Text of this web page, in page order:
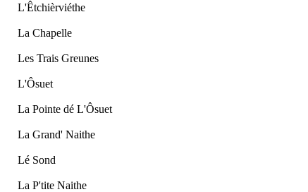
L'Êtchièrviéthe
La Chapelle
Les Trais Greunes
L'Ôsuet
La Pointe dé L'Ôsuet
La Grand' Naithe
Lé Sond
La P'tite Naithe